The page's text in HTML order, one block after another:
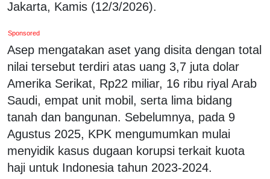
Jakarta, Kamis (12/3/2026).
Sponsored
Asep mengatakan aset yang disita dengan total
nilai tersebut terdiri atas uang 3,7 juta dolar
Amerika Serikat, Rp22 miliar, 16 ribu riyal Arab
Saudi, empat unit mobil, serta lima bidang
tanah dan bangunan. Sebelumnya, pada 9
Agustus 2025, KPK mengumumkan mulai
menyidik kasus dugaan korupsi terkait kuota
haji untuk Indonesia tahun 2023-2024.